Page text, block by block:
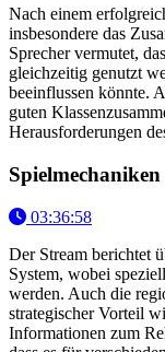
Nach einem
insbesondere das
Sprecher vermutet,
gleichzeitig genutzt
beeinflussen könnte.
guten
Herausforderungen
03:36:58
Der Stream berichtet
System, wobei
werden. Auch die
strategischer Vorteil
Informationen zum